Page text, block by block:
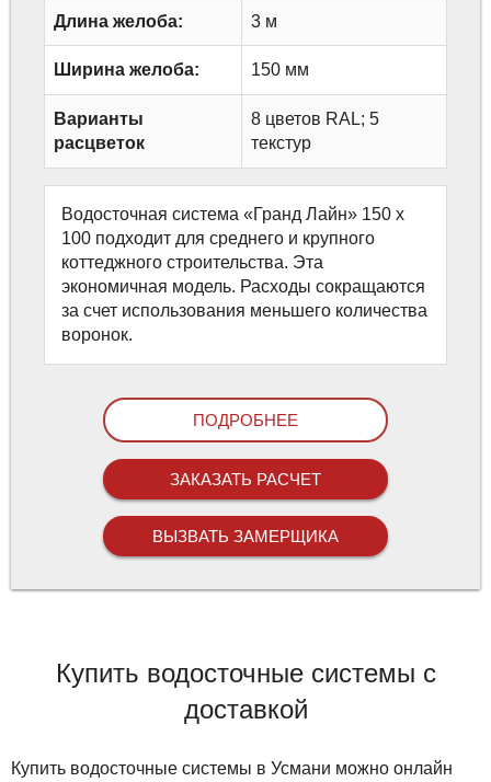
Длина желоба: 3 м
Ширина желоба: 150 мм
Варианты
расцветок
8 цветов RAL; 5
текстур
Водосточная система «Гранд Лайн» 150 х
100 подходит для среднего и крупного
коттеджного строительства. Эта
экономичная модель. Расходы сокращаются
за счет использования меньшего количества
воронок.
ПОДРОБНЕЕ
ЗАКАЗАТЬ РАСЧЕТ
ВЫЗВАТЬ ЗАМЕРЩИКА
Купить водосточные системы с
доставкой
Купить водосточные системы в Усмани можно онлайн